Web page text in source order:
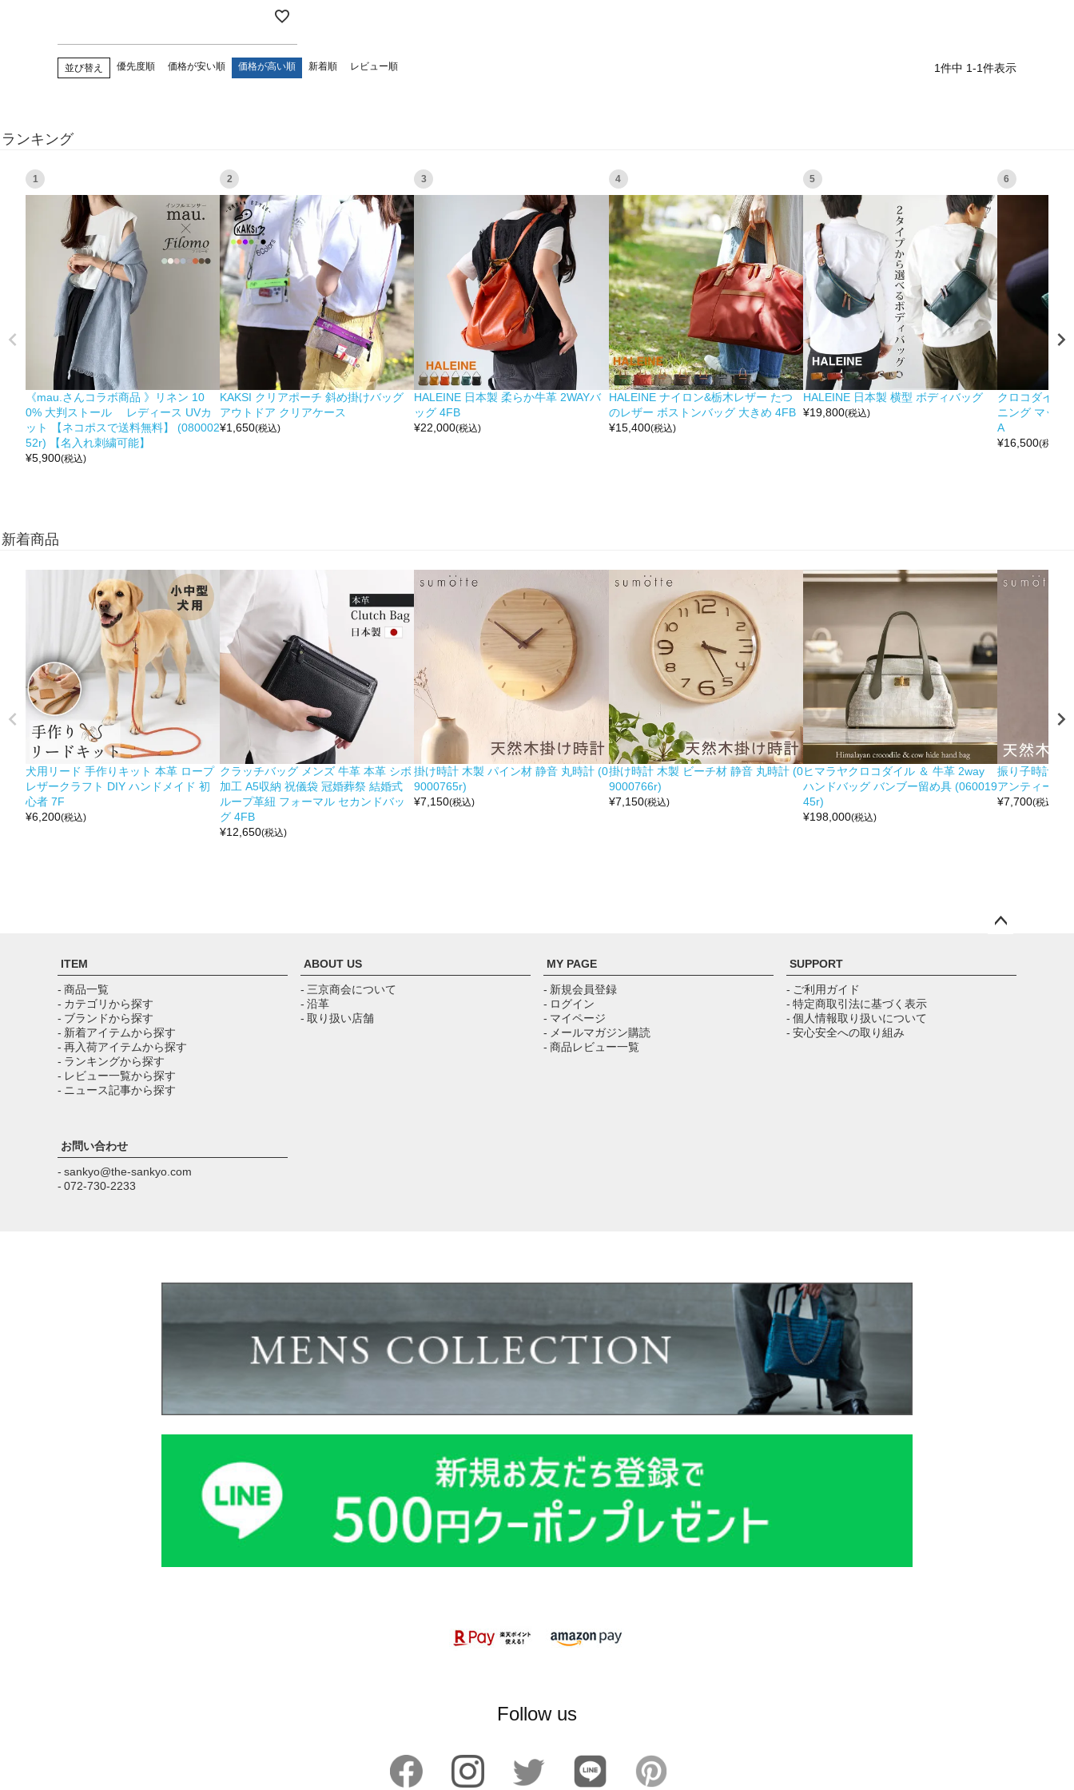
並び替え 優先度順 価格が安い順 価格が高い順 新着順 レビュー順 1件中 1-1件表示
ランキング
1
《mau.さんコラボ商品 》リネン 10
0% 大判ストール レディース UVカ
ット 【ネコポスで送料無料】 (080002
52r) 【名入れ刺繍可能】
¥5,900(税込)
2
KAKSI クリアポーチ 斜め掛けバッグ
アウトドア クリアケース
¥1,650(税込)
3
HALEINE 日本製 柔らか牛革 2WAYバ
ッグ 4FB
¥22,000(税込)
4
HALEINE ナイロン&栃木レザー たつ
のレザー ボストンバッグ 大きめ 4FB
¥15,400(税込)
5
HALEINE 日本製 横型 ボディバッグ
¥19,800(税込)
6
クロコダイル
ニング マット
A
¥16,500(税込)
新着商品
犬用リード 手作りキット 本革 ロープ
レザークラフト DIY ハンドメイド 初
心者 7F
¥6,200(税込)
クラッチバッグ メンズ 牛革 本革 シボ
加工 A5収納 祝儀袋 冠婚葬祭 結婚式
ループ革紐 フォーマル セカンドバッ
グ 4FB
¥12,650(税込)
掛け時計 木製 パイン材 静音 丸時計 (0
9000765r)
¥7,150(税込)
掛け時計 木製 ビーチ材 静音 丸時計 (0
9000766r)
¥7,150(税込)
ヒマラヤクロコダイル ＆ 牛革 2way
ハンドバッグ バンブー留め具 (060019
45r)
¥198,000(税込)
振り子時計 木
アンティーク
¥7,700(税込)
ップ
ITEM
- 商品一覧
- カテゴリから探す
- ブランドから探す
- 新着アイテムから探す
- 再入荷アイテムから探す
- ランキングから探す
- レビュー一覧から探す
- ニュース記事から探す
ABOUT US
- 三京商会について
- 沿革
- 取り扱い店舗
MY PAGE
- 新規会員登録
- ログイン
- マイページ
- メールマガジン購読
- 商品レビュー一覧
SUPPORT
- ご利用ガイド
- 特定商取引法に基づく表示
- 個人情報取り扱いについて
- 安心安全への取り組み
お問い合わせ
- sankyo@the-sankyo.com
- 072-730-2233
Follow us